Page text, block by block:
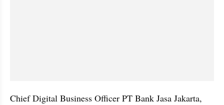
Chief Digital Business Officer PT Bank Jasa Jakarta,